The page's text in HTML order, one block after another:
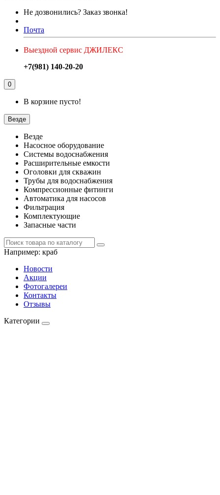
Не дозвонились? Заказ звонка!
Почта
Выездной сервис ДЖИЛЕКС
+7(981) 140-20-20
0
В корзине пусто!
Везде
Везде
Насосное оборудование
Системы водоснабжения
Расширительные емкости
Оголовки для скважин
Трубы для водоснабжения
Компрессионные фитинги
Автоматика для насосов
Фильтрация
Комплектующие
Запасные части
Например: краб
Новости
Акции
Фотогалереи
Контакты
Отзывы
Категории